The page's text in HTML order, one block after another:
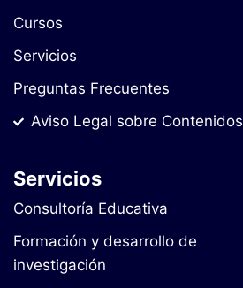
Cursos
Servicios
Preguntas Frecuentes
Aviso Legal sobre Contenidos
Servicios
Consultoría Educativa
Formación y desarrollo de
investigación